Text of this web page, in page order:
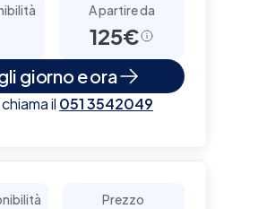
A partire da
125€
giorno e ora
il 051 3542049
Prezzo